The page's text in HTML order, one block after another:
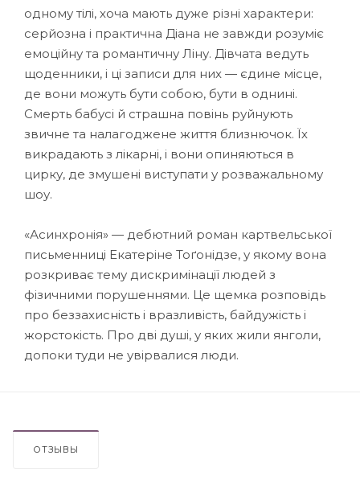
одному тілі, хоча мають дуже різні характери:
серйозна і практична Діана не завжди розуміє
емоційну та романтичну Ліну. Дівчата ведуть
щоденники, і ці записи для них — єдине місце,
де вони можуть бути собою, бути в однині.
Смерть бабусі й страшна повінь руйнують
звичне та налагоджене життя близнючок. Їх
викрадають з лікарні, і вони опиняються в
цирку, де змушені виступати у розважальному
шоу.
«Асинхронія» — дебютний роман картвельської
письменниці Екатеріне Тоґонідзе, у якому вона
розкриває тему дискримінації людей з
фізичними порушеннями. Це щемка розповідь
про беззахисність і вразливість, байдужість і
жорстокість. Про дві душі, у яких жили янголи,
допоки туди не увірвалися люди.
ОТЗЫВЫ